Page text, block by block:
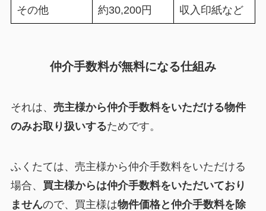
その他 約30,200円 収入印紙など
仲介手数料が無料になる仕組み
それは、 売主様から仲介手数料をいただける物件
のみお取り扱いするためです。
ふくたては、売主様から仲介手数料をいただける
場合、 買主様からは仲介手数料をいただいており
ませんので、買主様は物件価格と仲介手数料を除